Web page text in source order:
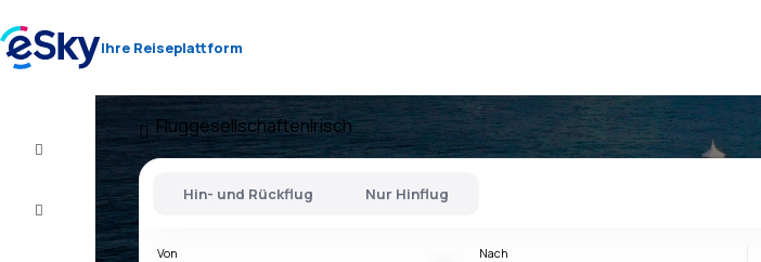
Ihre Reiseplattform
Flug+Hotel
FluggesellschaftenIrisch
Hin- und Rückflug Nur Hinflug
Von Nach